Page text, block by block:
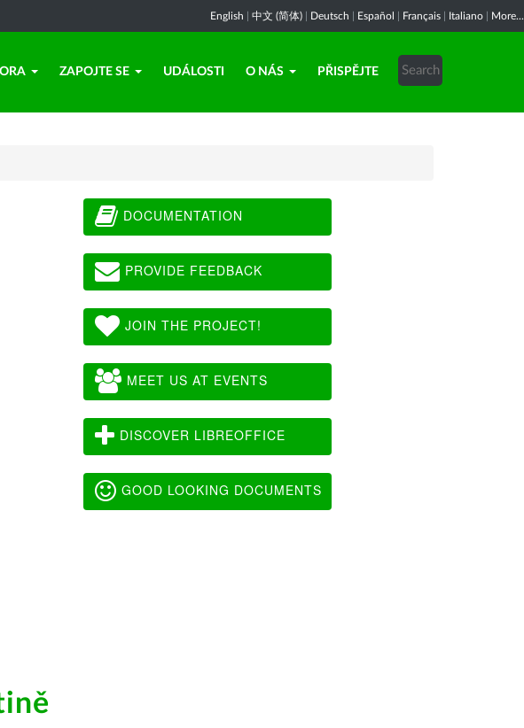
English 中文 (简体) Deutsch Español Français Italiano More...
ZAPOJTE SE UDÁLOSTI O NÁS PŘISPĚJTE
DOCUMENTATION
PROVIDE FEEDBACK
JOIN THE PROJECT!
MEET US AT EVENTS
DISCOVER LIBREOFFICE
GOOD LOOKING DOCUMENTS